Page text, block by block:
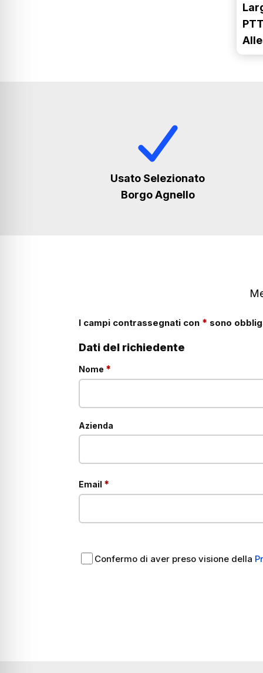
Usato Selezionato
Borgo Agnello
I campi contrassegnati con * sono
Dati del richiedente
Nome *
Azienda
Email *
Confermo di aver preso visione della